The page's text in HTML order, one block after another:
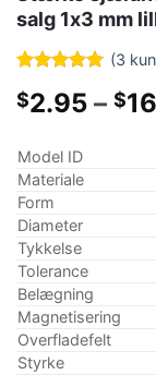
salg 1x3 mm
ud af 5
(3
$2.95 – $
Model ID
Materiale
Form
Diameter
Tykkelse
Tolerance
Belægning
Magnetisering
Overfladefelt
Styrke